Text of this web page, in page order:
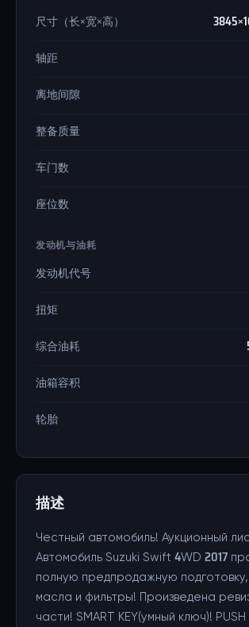
尺寸（长×宽×高）
轴距
离地间隙
整备质量
车门数
座位数
发动机与油耗
发动机代号
扭矩
综合油耗
油箱容积
轮胎
描述
Честный автомобиль! Аукционный
Автомобиль Suzuki Swift 4WD 2017
полную предпродажную
масла и фильтры! Произведена
части! SMART KEY(умный ключ)! PUSH